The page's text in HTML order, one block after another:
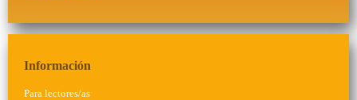
Información
Para lectores/as